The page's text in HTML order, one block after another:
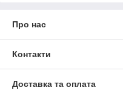
Про нас
Контакти
Доставка та оплата